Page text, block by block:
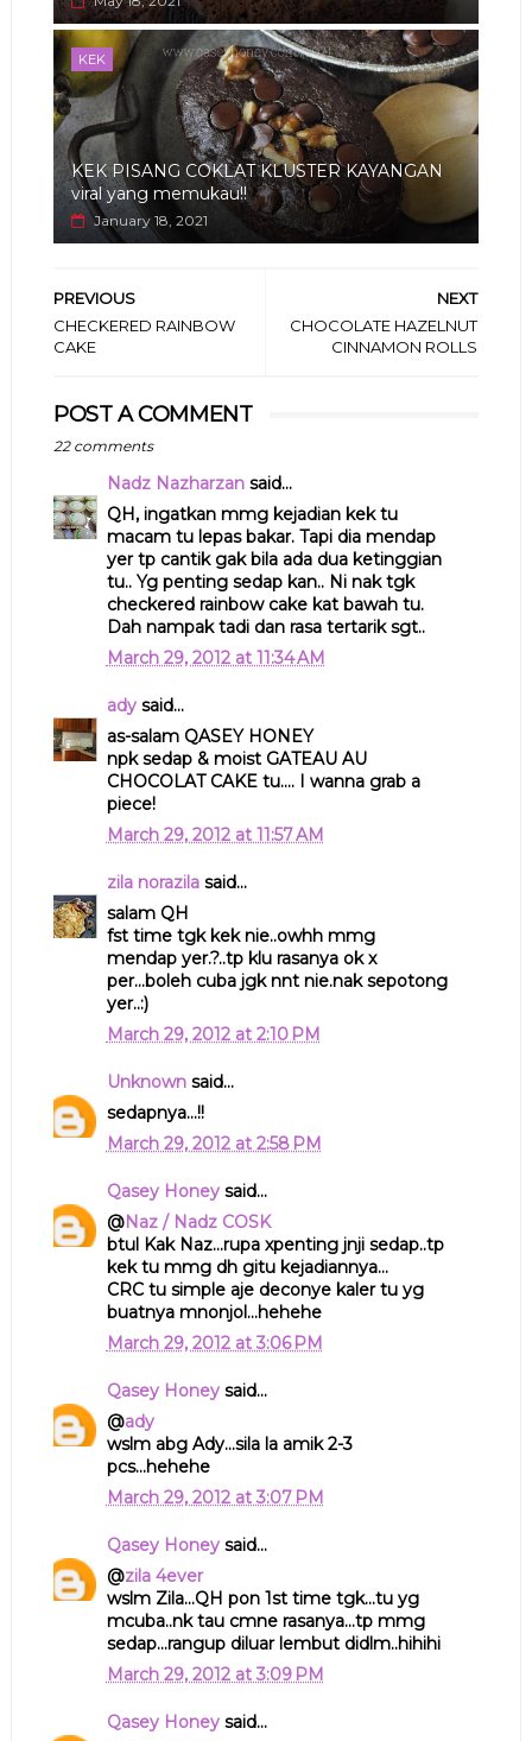
KEK
KEK PISANG COKLAT KLUSTER KAYANGAN
viral yang memukau!!
January 18, 2021
NEXT
CHOCOLATE HAZELNUT
CINNAMON ROLLS
PREVIOUS
CHECKERED RAINBOW
CAKE
POST A COMMENT
22 comments
Nadz Nazharzansaid...
QH, ingatkan mmg kejadian kek tu
macam tu lepas bakar. Tapi dia mendap
yer tp cantik gak bila ada dua ketinggian
tu.. Yg penting sedap kan.. Ni nak tgk
checkered rainbow cake kat bawah tu.
Dah nampak tadi dan rasa tertarik sgt..
March 29, 2012 at 11:34 AM
adysaid...
as-salam QASEY HONEY
npk sedap & moist GATEAU AU
CHOCOLAT CAKE tu.... I wanna grab a
piece!
March 29, 2012 at 11:57 AM
zila norazilasaid...
salam QH
fst time tgk kek nie..owhh mmg
mendap yer.?..tp klu rasanya ok x
per...boleh cuba jgk nnt nie.nak sepotong
yer..:)
March 29, 2012 at 2:10 PM
Unknownsaid...
sedapnya...!!
March 29, 2012 at 2:58 PM
Qasey Honeysaid...
@Naz / Nadz COSK
btul Kak Naz...rupa xpenting jnji sedap..tp
kek tu mmg dh gitu kejadiannya...
CRC tu simple aje deconye kaler tu yg
buatnya mnonjol...hehehe
March 29, 2012 at 3:06 PM
Qasey Honeysaid...
@ady
wslm abg Ady...sila la amik 2-3
pcs...hehehe
March 29, 2012 at 3:07 PM
Qasey Honeysaid...
@zila 4ever
wslm Zila...QH pon 1st time tgk...tu yg
mcuba..nk tau cmne rasanya...tp mmg
sedap...rangup diluar lembut didlm..hihihi
March 29, 2012 at 3:09 PM
Qasey Honeysaid...